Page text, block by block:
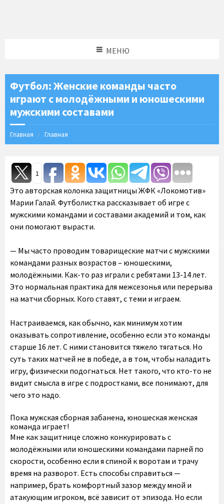
МЕНЮ
Футбол: Женские команды часто
играют с молодёжными и юношескими
мужскими составами
Главная Главная
1
Это авторская колонка защитницы ЖФК «Локомотив»
Марии Галай. Футболистка рассказывает об игре с
мужскими командами и составами академий и том, как
они помогают вырасти.
— Мы часто проводим товарищеские матчи с мужскими
командами разных возрастов – юношескими,
молодёжными. Как-то раз играли с ребятами 13-14 лет.
Это нормальная практика для межсезонья или перерыва
на матчи сборных. Кого ставят, с теми и играем.
Настраиваемся, как обычно, как минимум хотим
оказывать сопротивление, особенно если это команды
старше 16 лет. С ними становится тяжело тягаться. Но
суть таких матчей не в победе, а в том, чтобы наладить
игру, физически подогнаться. Нет такого, что кто-то не
видит смысла в игре с подростками, все понимают, для
чего это надо.
Пока мужская сборная забанена, юношеская женская
команда играет!
Мне как защитнице сложно конкурировать с
молодёжными или юношескими командами парней по
скорости, особенно если я спиной к воротам и трачу
время на разворот. Есть способы справиться —
например, брать комфортный зазор между мной и
атакующим игроком, всё зависит от эпизода. Но если